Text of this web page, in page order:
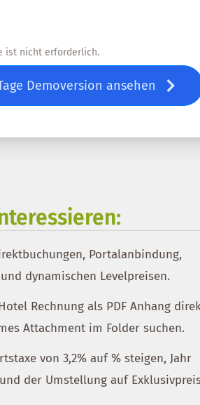
ist nicht erforderlich.
Demoversion ansehen
Portalanbindung,
dynamischen Levelpreisen.
Rechnung als PDF Anhang
Attachment im Folder suchen.
von 3,2% auf % steigen, Jahr
der Umstellung auf